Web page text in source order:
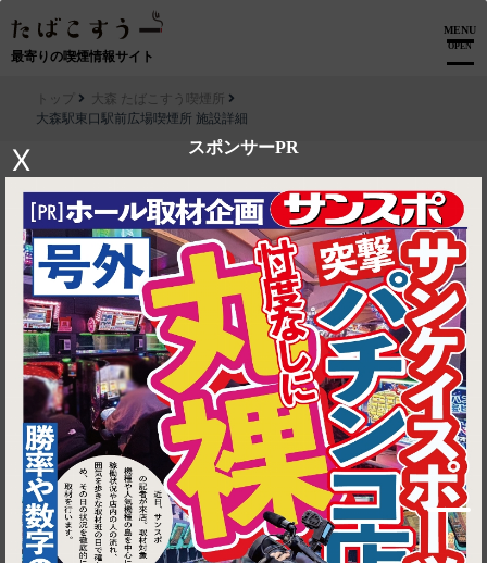
最寄りの喫煙情報サイト
MENU
OPEN
スポンサーPR
X
1
トップ
大森 たばこすう喫煙所
大森駅東口駅前広場喫煙所 施設詳細
▶ ルートを見る
大森 たばこすう喫煙所│大森駅東口駅前広場喫煙所